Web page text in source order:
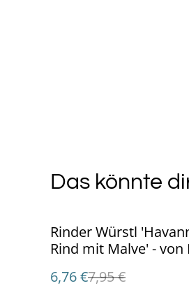
Das könnte
%
Rinder Würstl
Rind mit Malve' - von
6,76 €7,95 €